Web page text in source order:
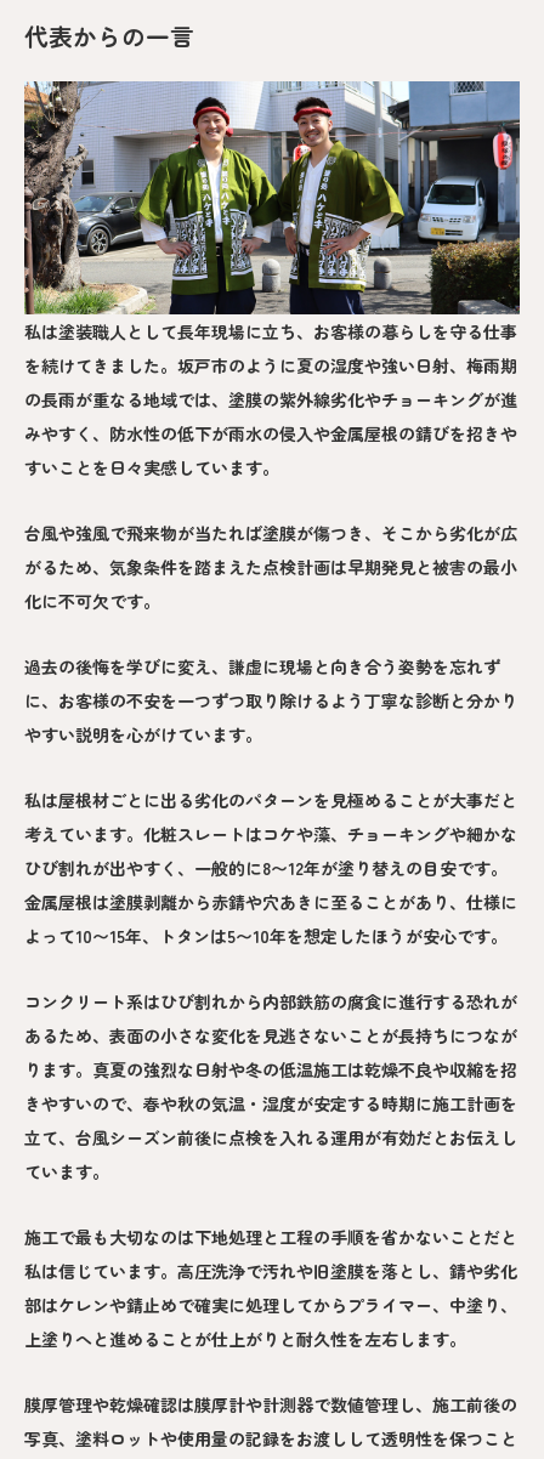
代表からの一言
私は塗装職人として長年現場に立ち、お客様の暮らしを守る仕事
を続けてきました。坂戸市のように夏の湿度や強い日射、梅雨期
の長雨が重なる地域では、塗膜の紫外線劣化やチョーキングが進
みやすく、防水性の低下が雨水の侵入や金属屋根の錆びを招きや
すいことを日々実感しています。
台風や強風で飛来物が当たれば塗膜が傷つき、そこから劣化が広
がるため、気象条件を踏まえた点検計画は早期発見と被害の最小
化に不可欠です。
過去の後悔を学びに変え、謙虚に現場と向き合う姿勢を忘れず
に、お客様の不安を一つずつ取り除けるよう丁寧な診断と分かり
やすい説明を心がけています。
私は屋根材ごとに出る劣化のパターンを見極めることが大事だと
考えています。化粧スレートはコケや藻、チョーキングや細かな
ひび割れが出やすく、一般的に8〜12年が塗り替えの目安です。
金属屋根は塗膜剥離から赤錆や穴あきに至ることがあり、仕様に
よって10〜15年、トタンは5〜10年を想定したほうが安心です。
コンクリート系はひび割れから内部鉄筋の腐食に進行する恐れが
あるため、表面の小さな変化を見逃さないことが長持ちにつなが
ります。真夏の強烈な日射や冬の低温施工は乾燥不良や収縮を招
きやすいので、春や秋の気温・湿度が安定する時期に施工計画を
立て、台風シーズン前後に点検を入れる運用が有効だとお伝えし
ています。
施工で最も大切なのは下地処理と工程の手順を省かないことだと
私は信じています。高圧洗浄で汚れや旧塗膜を落とし、錆や劣化
部はケレンや錆止めで確実に処理してからプライマー、中塗り、
上塗りへと進めることが仕上がりと耐久性を左右します。
膜厚管理や乾燥確認は膜厚計や計測器で数値管理し、施工前後の
写真、塗料ロットや使用量の記録をお渡しして透明性を保つこと